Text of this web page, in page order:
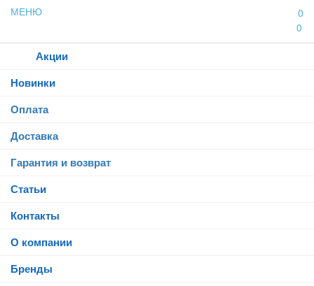
МЕНЮ
0
0
Акции
Новинки
Оплата
Доставка
Гарантия и возврат
Статьи
Контакты
О компании
Бренды